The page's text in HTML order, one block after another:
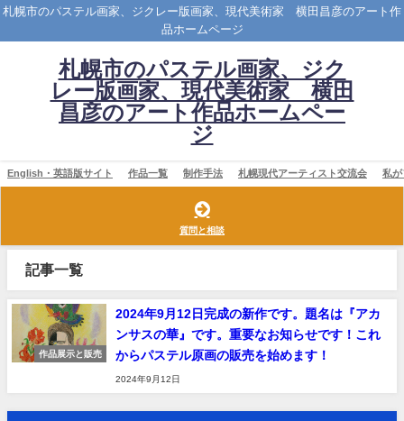
札幌市のパステル画家、ジクレー版画家、現代美術家 横田昌彦のアート作
品ホームページ
札幌市のパステル画家、ジク
レー版画家、現代美術家 横田
昌彦のアート作品ホームペー
ジ
English・英語版サイト 作品一覧 制作手法 札幌現代アーティスト交流会 私が
質問と相談
記事一覧
作品展示と販売
2024年9月12日完成の新作です。題名は『アカ
ンサスの華』です。重要なお知らせです！これ
からパステル原画の販売を始めます！
2024年9月12日